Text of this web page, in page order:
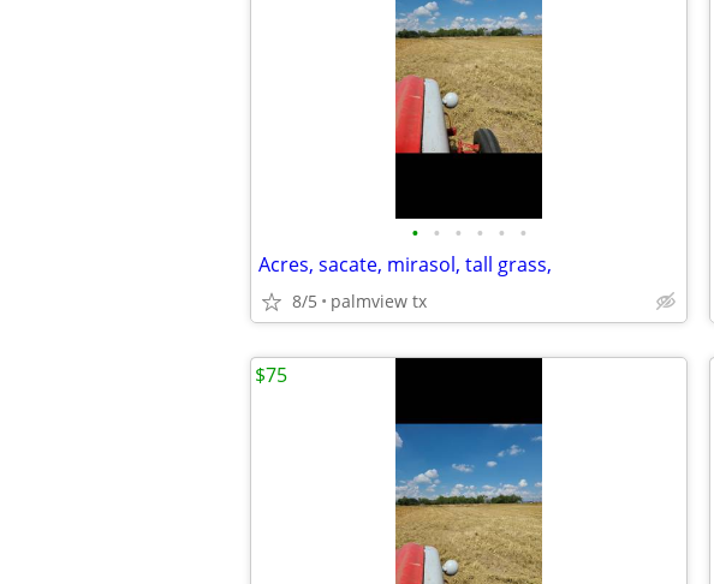
• • • • • •
Acres, sacate, mirasol, tall grass,
8/5 palmview tx
$75